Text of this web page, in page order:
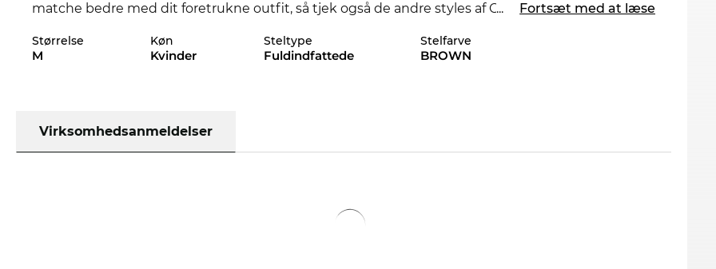
matche bedre med dit foretrukne outfit, så tjek også de andre styles af CH0353O i vores
Med dette stel taler designerne særligt tilkvindersom føler sig hjemme i verdens storbyer. Mr.
Selv hvis disseChloébriller ikke er på lager lige nu, kan det godt betale sig at slåtil netop nu, for
den lave pris er der ikke nogen der kan slå. Ved at købe hos Edel-Optics sikrer du dig den bedste
... Fortsæt med at læse
Størrelse
M
Køn
Kvinder
Steltype
Fuldindfattede
Stelfarve
BROWN
Virksomhedsanmeldelser